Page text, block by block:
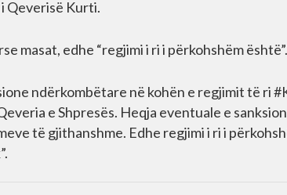
Qeverisë Kurti.
masat, edhe “regjimi i ri i përkohshëm është”.
ndërkombëtare në kohën e regjimit të ri
e Shpresës. Heqja eventuale e
të gjithanshme. Edhe regjimi i ri i